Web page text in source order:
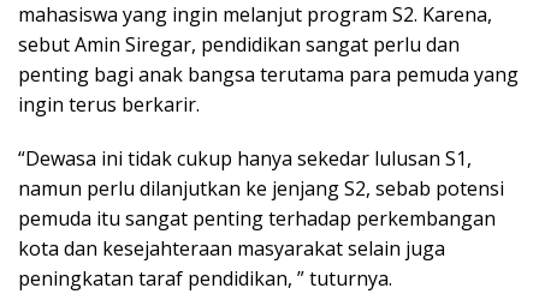
mahasiswa yang ingin melanjut program S2. Karena,
sebut Amin Siregar, pendidikan sangat perlu dan
penting bagi anak bangsa terutama para pemuda yang
ingin terus berkarir.
“Dewasa ini tidak cukup hanya sekedar lulusan S1,
namun perlu dilanjutkan ke jenjang S2, sebab potensi
pemuda itu sangat penting terhadap perkembangan
kota dan kesejahteraan masyarakat selain juga
peningkatan taraf pendidikan, ” tuturnya.